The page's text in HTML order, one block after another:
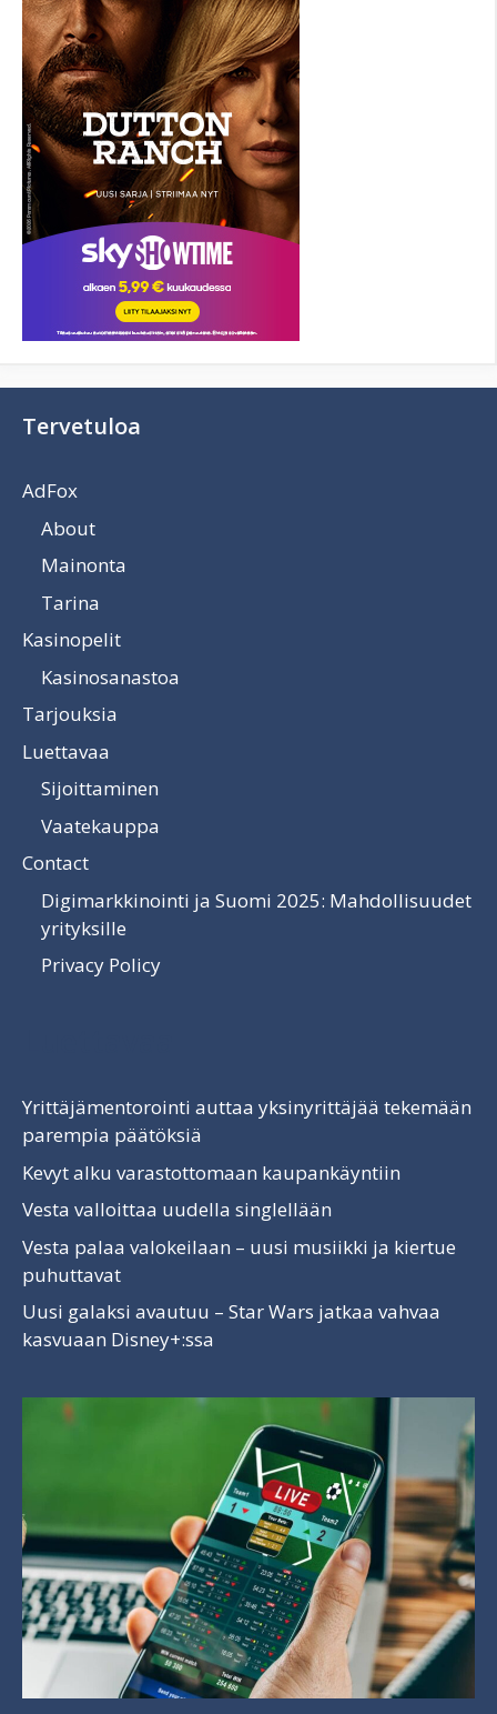
Tervetuloa
AdFox
About
Mainonta
Tarina
Kasinopelit
Kasinosanastoa
Tarjouksia
Luettavaa
Sijoittaminen
Vaatekauppa
Contact
Digimarkkinointi ja Suomi 2025: Mahdollisuudet
yrityksille
Privacy Policy
Yrittäjämentorointi auttaa yksinyrittäjää tekemään
parempia päätöksiä
Kevyt alku varastottomaan kaupankäyntiin
Vesta valloittaa uudella singlellään
Vesta palaa valokeilaan – uusi musiikki ja kiertue
puhuttavat
Uusi galaksi avautuu – Star Wars jatkaa vahvaa
kasvuaan Disney+:ssa